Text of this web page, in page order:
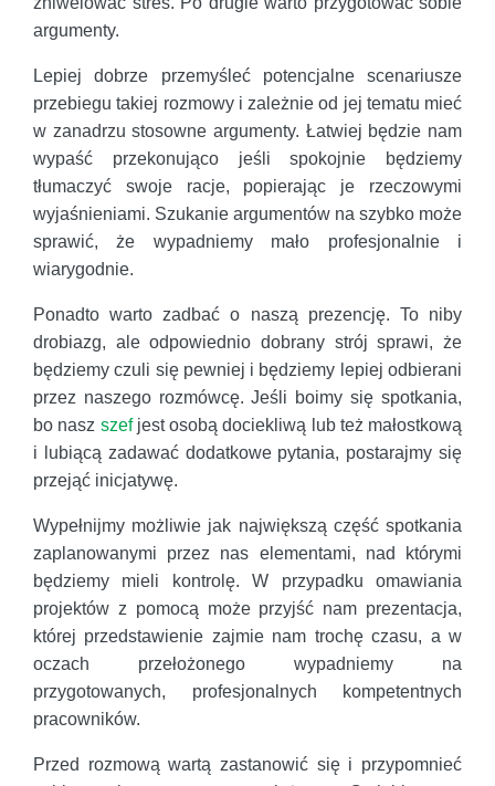
argumenty.
Lepiej dobrze przemyśleć potencjalne scenariusze
przebiegu takiej rozmowy i zależnie od jej tematu mieć
w zanadrzu stosowne argumenty. Łatwiej będzie nam
wypaść przekonująco jeśli spokojnie będziemy
tłumaczyć swoje racje, popierając je rzeczowymi
wyjaśnieniami. Szukanie argumentów na szybko może
sprawić, że wypadniemy mało profesjonalnie i
wiarygodnie.
Ponadto warto zadbać o naszą prezencję. To niby
drobiazg, ale odpowiednio dobrany strój sprawi, że
będziemy czuli się pewniej i będziemy lepiej odbierani
przez naszego rozmówcę. Jeśli boimy się spotkania,
bo nasz szefjest osobą dociekliwą lub też małostkową
i lubiącą zadawać dodatkowe pytania, postarajmy się
przejąć inicjatywę.
Wypełnijmy możliwie jak największą część spotkania
zaplanowanymi przez nas elementami, nad którymi
będziemy mieli kontrolę. W przypadku omawiania
projektów z pomocą może przyjść nam prezentacja,
której przedstawienie zajmie nam trochę czasu, a w
oczach przełożonego wypadniemy na
przygotowanych, profesjonalnych kompetentnych
pracowników.
Przed rozmową wartą zastanowić się i przypomnieć